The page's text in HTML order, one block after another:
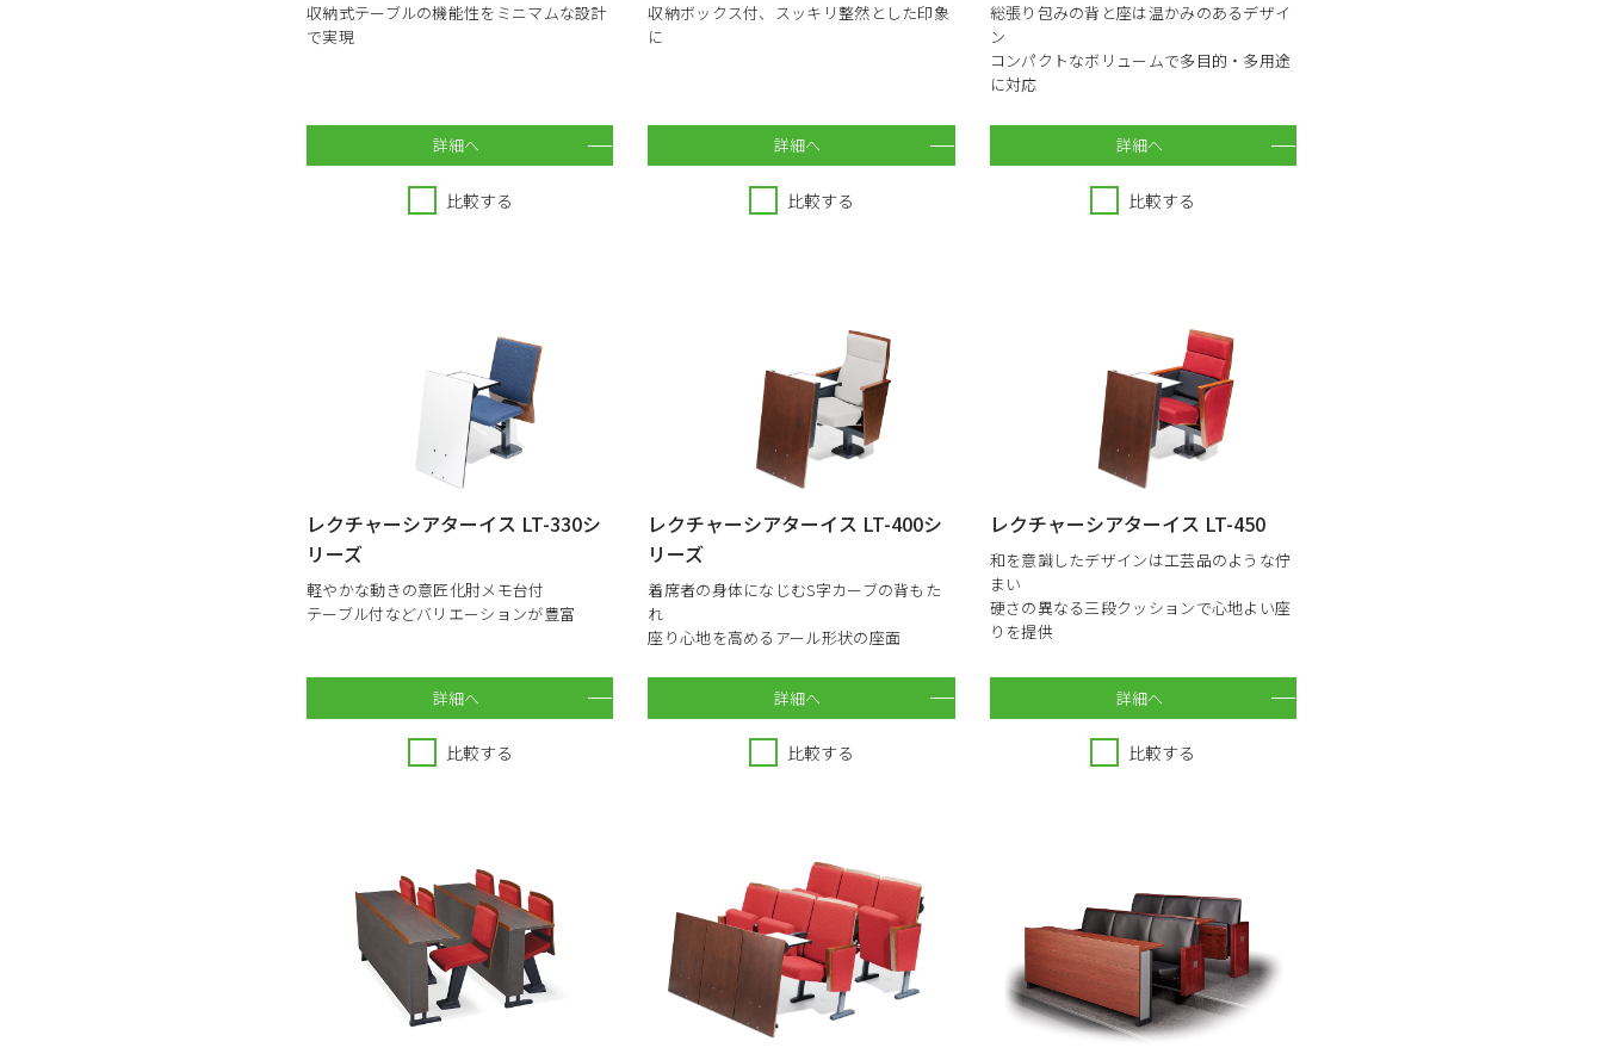
収納式テーブルの機能性をミニマムな設計
で実現
詳細へ
比較する
収納ボックス付、スッキリ整然とした印象
に
詳細へ
比較する
総張り包みの背と座は温かみのあるデザイ
ン
コンパクトなボリュームで多目的・多用途
に対応
詳細へ
比較する
レクチャーシアターイス LT-330シ
リーズ
軽やかな動きの意匠化肘メモ台付
テーブル付などバリエーションが豊富
詳細へ
比較する
レクチャーシアターイス LT-400シ
リーズ
着席者の身体になじむS字カーブの背もた
れ
座り心地を高めるアール形状の座面
詳細へ
比較する
レクチャーシアターイス LT-450
和を意識したデザインは工芸品のような佇
まい
硬さの異なる三段クッションで心地よい座
りを提供
詳細へ
比較する